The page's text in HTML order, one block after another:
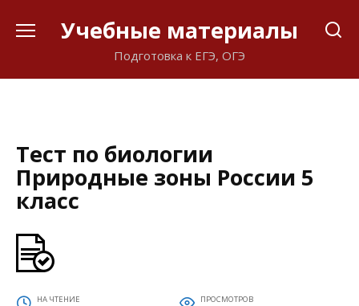
Учебные материалы
Подготовка к ЕГЭ, ОГЭ
Тест по биологии
Природные зоны России 5
класс
НА ЧТЕНИЕ ПРОСМОТРОВ